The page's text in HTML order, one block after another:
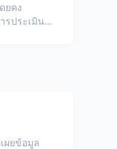
ยคง
ประเมินผล
ผยข้อมูล